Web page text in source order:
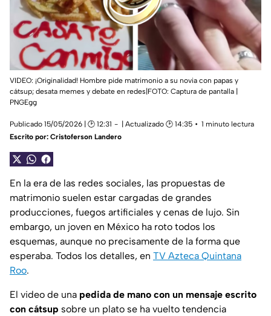
VIDEO: ¡Originalidad! Hombre pide matrimonio a su novia con papas y
cátsup; desata memes y debate en redes|FOTO: Captura de pantalla |
PNGEgg
Publicado 15/05/2026 | 🕑 12:31 | Actualizado 🕑 14:35
1 minuto lectura
Escrito por: Cristoferson Landero
En la era de las redes sociales, las propuestas de
matrimonio suelen estar cargadas de grandes
producciones, fuegos artificiales y cenas de lujo. Sin
embargo, un joven en México ha roto todos los
esquemas, aunque no precisamente de la forma que
esperaba. Todos los detalles, en TV Azteca Quintana
Roo.
El video de una pedida de mano con un mensaje escrito
con cátsup sobre un plato se ha vuelto tendencia